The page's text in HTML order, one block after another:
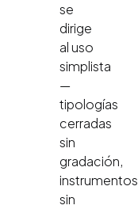
se
dirige
al uso
simplista
—
tipologías
cerradas
sin
gradación,
instrumentos
sin